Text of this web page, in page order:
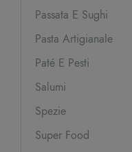
Passata E Sughi
Pasta Artigianale
Paté E Pesti
Salumi
Spezie
Super Food